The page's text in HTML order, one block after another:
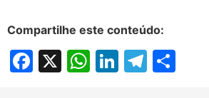
Compartilhe este conteúdo:
Facebook
X WhatsApp
LinkedIn